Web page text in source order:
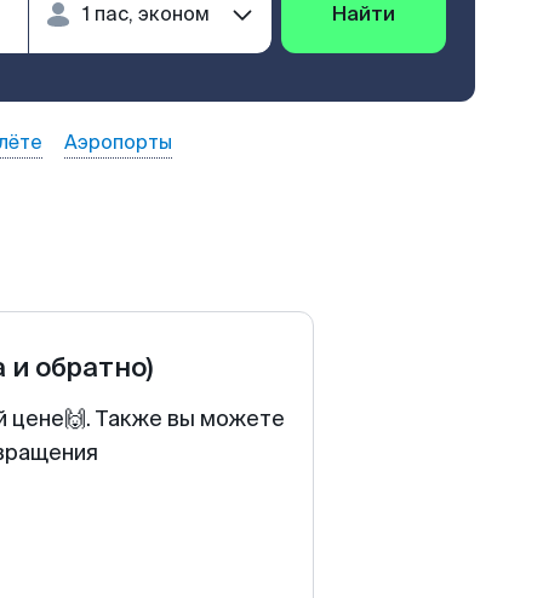
Найти
Аэропорты
и обратно)
цене🙌. Также вы можете